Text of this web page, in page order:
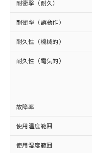
耐衝撃（耐久）
耐衝撃（誤動作）
耐久性（機械的）
耐久性（電気的）
故障率
使用温度範囲
使用湿度範囲
タに基づ
覧された
準価格と
了承くださ
正式な納
様のお取
ムロン制
ご相談く
オムロン
販
事前の承
示しない
*EU RoHS指令（10
鉛(Pb) 1000ppm以
六価クロム(Cr(Ⅵ))
類(PBB) 1000ppm
(PBDE) 1000ppm以
ル) (DEHP)(別名：
ルベンジル（BBP
（DBP） 1000ppm
但し、RoHS指令で
フタル酸エステル
図的な使用がない
※2 対応予定月
部品在庫の切り
*中国RoHS10物質
Pb(鉛) :1000ppm、
ム) : 100ppm、
Cr(Ⅵ)(六価クロム)
ニル類) : 1000ppm
イソブチル) :
DEHP(フタル酸ビ
※2 環境保護
「ｅ」：有害物
準値以下であ
「10」：通常の
または国
国政府の
可)を取得
当社は規
全に破砕
いよう必
当社は貴
ル、化学
武器並び
使用いた
当社は、
場合は、
該第三者
販売先お
記
号
○ 一定
△ 一定
在庫
いて
たは
機器
認く